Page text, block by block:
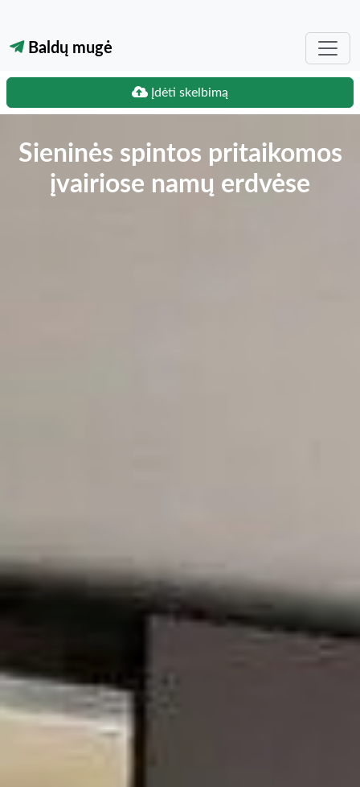
Baldų mugė
Įdėti skelbimą
Sieninės spintos pritaikomos
įvairiose namų erdvėse